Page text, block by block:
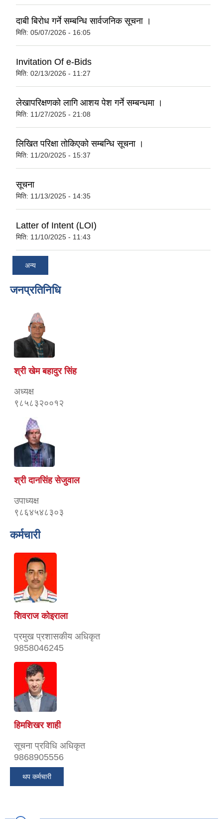
दाबी बिरोध गर्ने सम्बन्धि सार्वजनिक सूचना ।
मिति: 05/07/2026 - 16:05
Invitation Of e-Bids
मिति: 02/13/2026 - 11:27
लेखापरिक्षणको लागि आशय पेश गर्ने सम्बन्धमा ।
मिति: 11/27/2025 - 21:08
लिखित परिक्षा तोकिएको सम्बन्धि सूचना ।
मिति: 11/20/2025 - 15:37
सूचना
मिति: 11/13/2025 - 14:35
Latter of Intent (LOI)
मिति: 11/10/2025 - 11:43
अन्य
जनप्रतिनिधि
श्री खेम बहादुर सिंह
अध्यक्ष
९८५८३२००१२
श्री दानसिंह सेजुवाल
उपाध्यक्ष
९८६४५४८३०३
कर्मचारी
शिवराज कोइराला
प्रमुख प्रशासकीय अधिकृत
9858046245
हिमशिखर शाही
सूचना प्रविधि अधिकृत
9868905556
थप कर्मचारी